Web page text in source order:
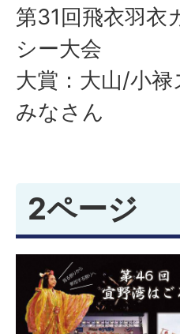
第31回飛衣羽衣
シー大会
大賞：大山/小
みなさん
2ページ